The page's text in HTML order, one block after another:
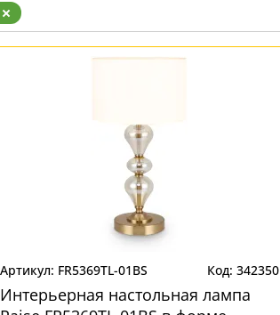
FR5369TL-01BS 342350
Интерьерная настольная лампа